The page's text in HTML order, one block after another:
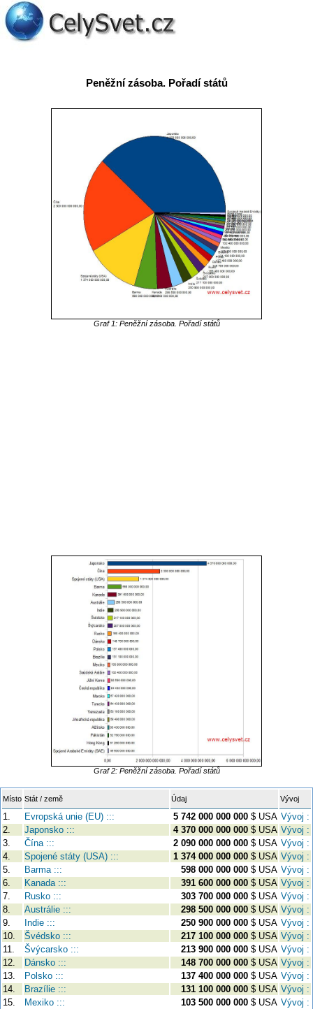
Peněžní zásoba. Pořadí států
Graf 1: Peněžní zásoba. Pořadí států
Graf 2: Peněžní zásoba. Pořadí států
Místo Stát / země Údaj Vývoj
1. Evropská unie (EU) ::: 5 742 000 000 000 $ USA Vývoj :
2.
Japonsko ::: 4 370 000 000 000 $ USA Vývoj :
3.
Čína ::: 2 090 000 000 000 $ USA Vývoj :
4.
Spojené státy (USA) ::: 1 374 000 000 000 $ USA Vývoj :
5.
Barma ::: 598 000 000 000 $ USA Vývoj :
6.
Kanada ::: 391 600 000 000 $ USA Vývoj :
7.
Rusko ::: 303 700 000 000 $ USA Vývoj :
8.
Austrálie ::: 298 500 000 000 $ USA Vývoj :
9.
Indie ::: 250 900 000 000 $ USA Vývoj :
10.
Švédsko ::: 217 100 000 000 $ USA Vývoj :
11.
Švýcarsko ::: 213 900 000 000 $ USA Vývoj :
12.
Dánsko ::: 148 700 000 000 $ USA Vývoj :
13.
Polsko ::: 137 400 000 000 $ USA Vývoj :
14.
Brazílie ::: 131 100 000 000 $ USA Vývoj :
15.
Mexiko ::: 103 500 000 000 $ USA Vývoj :